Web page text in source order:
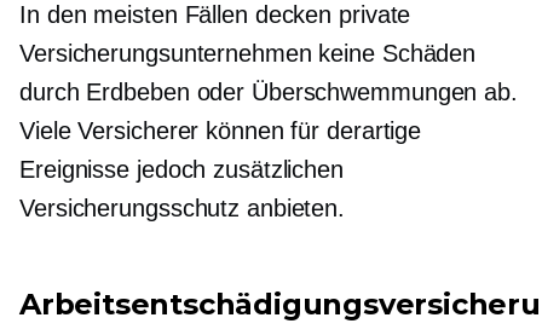
In den meisten Fällen decken private
Versicherungsunternehmen keine Schäden
durch Erdbeben oder Überschwemmungen ab.
Viele Versicherer können für derartige
Ereignisse jedoch zusätzlichen
Versicherungsschutz anbieten.